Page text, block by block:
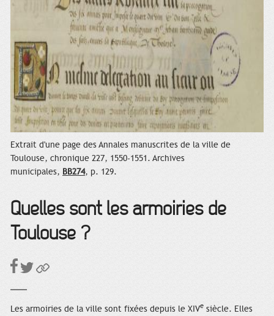
Extrait d'une page des Annales manuscrites de la ville de
Toulouse, chronique 227, 1550-1551. Archives
municipales, BB274, p. 129.
Quelles sont les armoiries de
Toulouse ?
Les armoiries de la ville sont fixées depuis le XIVe siècle. Elles